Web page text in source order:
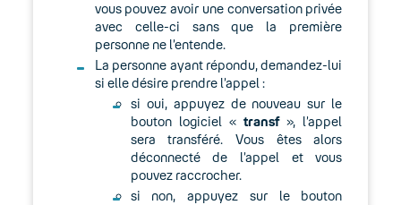
vous pouvez avoir une conversation privée
avec celle-ci sans que la première
personne ne l’entende.
La personne ayant répondu, demandez-lui
si elle désire prendre l’appel :
si oui, appuyez de nouveau sur le
bouton logiciel «transf», l’appel
sera transféré. Vous êtes alors
déconnecté de l’appel et vous
pouvez raccrocher.
si non, appuyez sur le bouton